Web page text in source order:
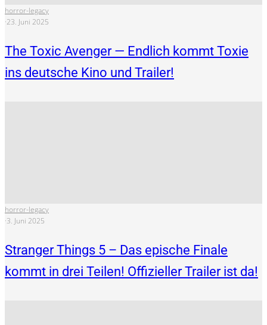
horror-legacy
·23. Juni 2025
The Toxic Avenger — Endlich kommt Toxie
ins deutsche Kino und Trailer!
horror-legacy
·3. Juni 2025
Stranger Things 5 – Das epische Finale
kommt in drei Teilen! Offizieller Trailer ist da!